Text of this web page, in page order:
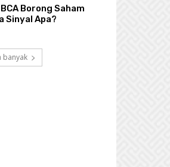
Borong Saham
Sinyal Apa?
banyak